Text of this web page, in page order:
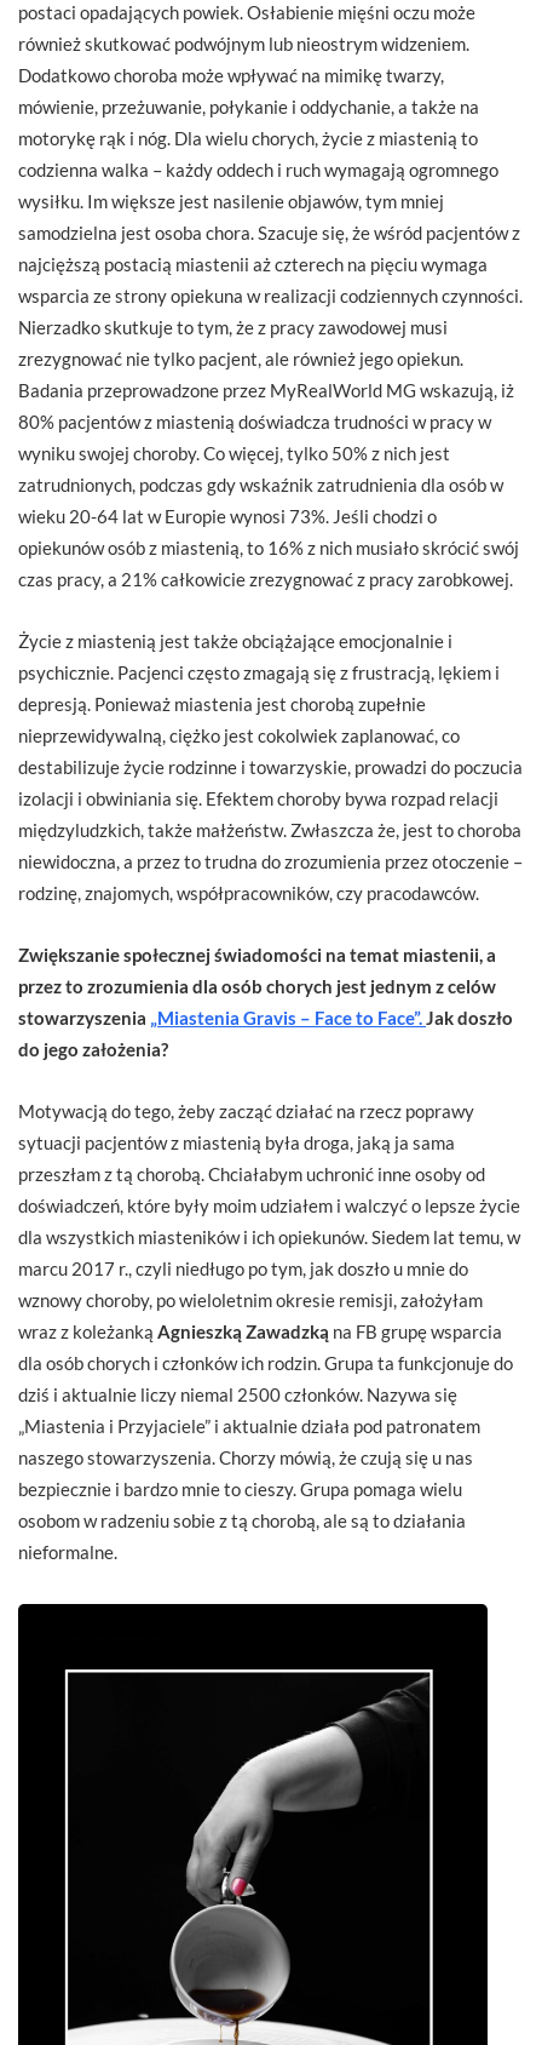
postaci opadających powiek. Osłabienie mięśni oczu może
również skutkować podwójnym lub nieostrym widzeniem.
Dodatkowo choroba może wpływać na mimikę twarzy,
mówienie, przeżuwanie, połykanie i oddychanie, a także na
motorykę rąk i nóg. Dla wielu chorych, życie z miastenią to
codzienna walka – każdy oddech i ruch wymagają ogromnego
wysiłku. Im większe jest nasilenie objawów, tym mniej
samodzielna jest osoba chora. Szacuje się, że wśród pacjentów z
najcięższą postacią miastenii aż czterech na pięciu wymaga
wsparcia ze strony opiekuna w realizacji codziennych czynności.
Nierzadko skutkuje to tym, że z pracy zawodowej musi
zrezygnować nie tylko pacjent, ale również jego opiekun.
Badania przeprowadzone przez MyRealWorld MG wskazują, iż
80% pacjentów z miastenią doświadcza trudności w pracy w
wyniku swojej choroby. Co więcej, tylko 50% z nich jest
zatrudnionych, podczas gdy wskaźnik zatrudnienia dla osób w
wieku 20-64 lat w Europie wynosi 73%. Jeśli chodzi o
opiekunów osób z miastenią, to 16% z nich musiało skrócić swój
czas pracy, a 21% całkowicie zrezygnować z pracy zarobkowej.
Życie z miastenią jest także obciążające emocjonalnie i
psychicznie. Pacjenci często zmagają się z frustracją, lękiem i
depresją. Ponieważ miastenia jest chorobą zupełnie
nieprzewidywalną, ciężko jest cokolwiek zaplanować, co
destabilizuje życie rodzinne i towarzyskie, prowadzi do poczucia
izolacji i obwiniania się. Efektem choroby bywa rozpad relacji
międzyludzkich, także małżeństw. Zwłaszcza że, jest to choroba
niewidoczna, a przez to trudna do zrozumienia przez otoczenie –
rodzinę, znajomych, współpracowników, czy pracodawców.
Zwiększanie społecznej świadomości na temat miastenii, a
przez to zrozumienia dla osób chorych jest jednym z celów
stowarzyszenia
„Miastenia Gravis – Face to Face”. Jak doszło
do jego założenia?
Motywacją do tego, żeby zacząć działać na rzecz poprawy
sytuacji pacjentów z miastenią była droga, jaką ja sama
przeszłam z tą chorobą. Chciałabym uchronić inne osoby od
doświadczeń, które były moim udziałem i walczyć o lepsze życie
dla wszystkich miasteników i ich opiekunów. Siedem lat temu, w
marcu 2017 r., czyli niedługo po tym, jak doszło u mnie do
wznowy choroby, po wieloletnim okresie remisji, założyłam
wraz z koleżanką Agnieszką Zawadzką na FB grupę wsparcia
dla osób chorych i członków ich rodzin. Grupa ta funkcjonuje do
dziś i aktualnie liczy niemal 2500 członków. Nazywa się
„Miastenia i Przyjaciele” i aktualnie działa pod patronatem
naszego stowarzyszenia. Chorzy mówią, że czują się u nas
bezpiecznie i bardzo mnie to cieszy. Grupa pomaga wielu
osobom w radzeniu sobie z tą chorobą, ale są to działania
nieformalne.